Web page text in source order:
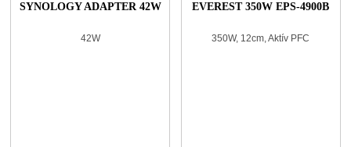
SYNOLOGY ADAPTER 42W
42W
EVEREST 350W EPS-4900B
350W, 12cm, Aktív PFC